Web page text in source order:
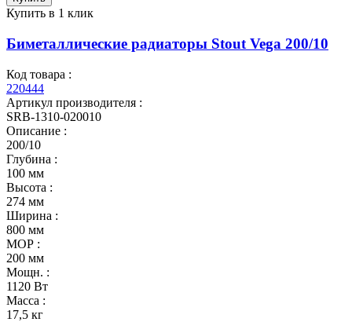
Купить в 1 клик
Биметаллические радиаторы Stout Vega 200/10
Код товара :
220444
Артикул производителя :
SRB-1310-020010
Описание :
200/10
Глубина :
100 мм
Высота :
274 мм
Ширина :
800 мм
МОР :
200 мм
Мощн. :
1120 Вт
Масса :
17,5 кг